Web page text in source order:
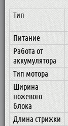
Тип
Питание
Работа от
аккумулятора
Тип мотора
Ширина
ножевого
блока
Длина стрижки